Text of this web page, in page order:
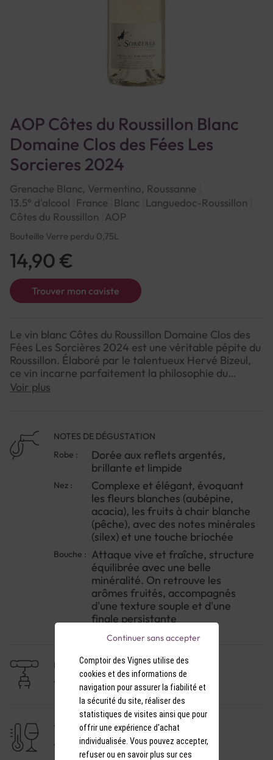
AOP Côtes du Roussillon Blanc
Domaine Clos des Fées Les
Sorcieres 2024
Grenache Blanc, Vermentino, Roussanne
13.5° d'alcool
France Blanc
Languedoc-Roussillon
Côtes du Roussillon AOP
Bouteille Verre perdu 0,75L
Trouver mon caviste
14,90 €
Le vin blanc Côtes du Roussillon Domaine Clos des
Fées Les Sorcières 2024 est une véritable pépite du
Roussillon. Élaboré par le talentueux Hervé Bizeul,
ce vin incarne parfaitement la philosophie du
domaine : fraîcheur, fruit et minéralité. C'est un
un compagnon idéal pour les chaudes journées
d'été, tout en conservant suffisamment de
complexité pour satisfaire les amateurs les plus
exigeants. Un vrai coup de coeur qui démontre tout
le potentiel des blancs du Roussillon !
Voir plus
NOTES DE DÉGUSTATION
Robe :
Dorée aux reflets argentés,
brillante et limpide
Nez :
Complexe et élégant, évoquant
les fleurs blanches (aubépine,
acacia), les fruits à chair blanche
(pêche), avec des notes minérales
(silex) et une touche briochée
Bouche : Attaque vive et fraîche, structure
équilibrée avec une belle
minéralité. On retrouve les
arômes fruités, accompagnés
d'une texture souple et d'une
finale persistante
NIVEAU DE GARDE
1 à 3 ans
TEMPÉRATURE DE SERVICE
11-12°C
Comptoir des Vignes utilise des
cookies et des informations de
navigation pour assurer la fiabilité et
la sécurité du site, réaliser des
statistiques de visites ainsi que pour
offrir une expérience d'achat
individualisée. Vous pouvez accepter,
refuser ou en savoir plus sur ces
Continuer sans accepter